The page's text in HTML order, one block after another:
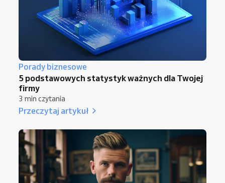
Porady biznesowe
5 podstawowych statystyk ważnych dla Twojej
firmy
3 min czytania
Przeczytaj artykuł